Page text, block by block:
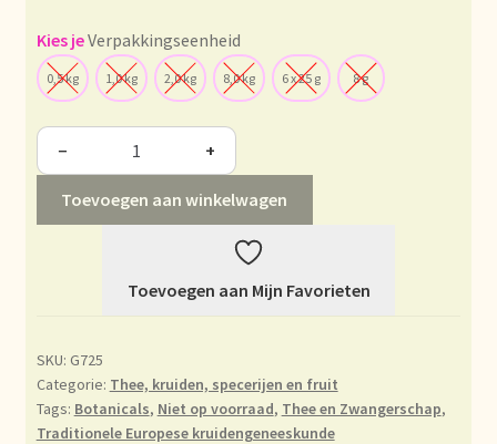
Contacto
Current price list
Déclaration de confidentialité
Devoluciones y garantía
Envío y entrega
Verpakkingseenheid
0,5 kg 1,0 kg 2,0 kg 8,0 kg 6 x 25 g 8 g
− +
Toevoegen aan winkelwagen
Toevoegen aan Mijn Favorieten
SKU: G725
Categorie: Thee, kruiden, specerijen en fruit
Tags: Botanicals, Niet op voorraad, Thee en Zwangerschap,
Traditionele Europese kruidengeneeskunde